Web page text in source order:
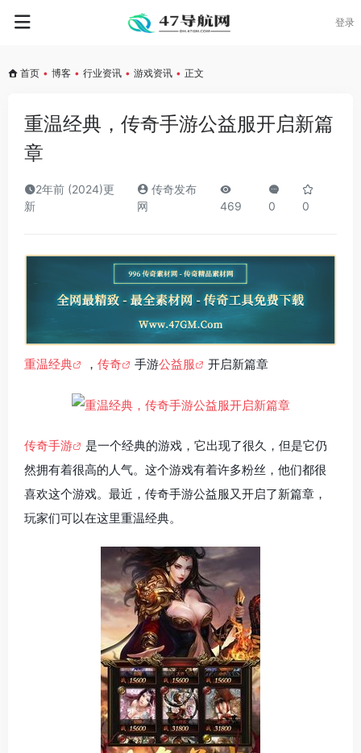
登录
首页 • 博客 • 行业资讯 • 游戏资讯 • 正文
重温经典，传奇手游公益服开启新篇
章
2年前 (2024)更
新
传奇发布
网
469 0 0
重温经典 ， 传奇 手游公益服 开启新篇章
传奇手游
是一个经典的游戏，它出现了很久，但是它仍
然拥有着很高的人气。这个游戏有着许多粉丝，他们都很
喜欢这个游戏。最近，传奇手游公益服又开启了新篇章，
玩家们可以在这里重温经典。